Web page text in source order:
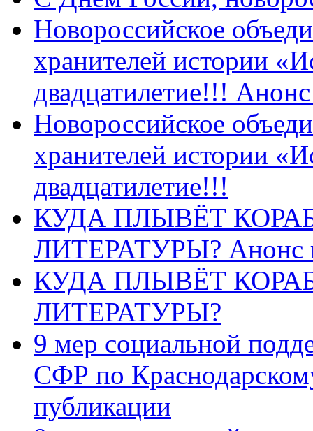
Новороссийское
хранителей истории
двадцатилетие!!!
Новороссийское
хранителей истории
двадцатилетие!!!
КУДА ПЛЫВЁТ
ЛИТЕРАТУРЫ? Анонс
КУДА ПЛЫВЁТ
ЛИТЕРАТУРЫ?
9 мер социальной
СФР по
публикации